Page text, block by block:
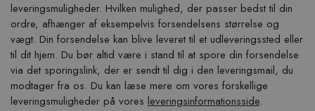
leveringsmuligheder. Hvilken mulighed, der passer bedst til din
ordre, afhænger af eksempelvis forsendelsens størrelse og
vægt. Din forsendelse kan blive leveret til et udleveringssted eller
til dit hjem. Du bør altid være i stand til at spore din forsendelse
via det sporingslink, der er sendt til dig i den leveringsmail, du
modtager fra os. Du kan læse mere om vores forskellige
leveringsmuligheder på vores leveringsinformationsside.